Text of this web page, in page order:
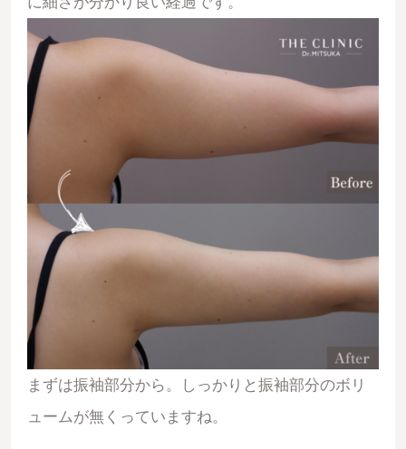
まずは振袖部分から。しっかりと振袖部分のボリ
ュームが無くっていますね。